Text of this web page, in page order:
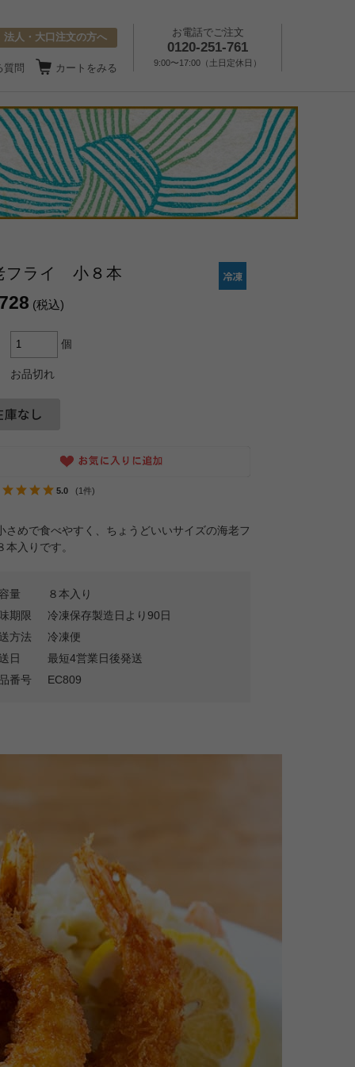
お電話でご注文
0120-251-761
9:00〜17:00（土日定休日）
法人・大口注文の方へ
質問 カートをみる
フライ 小８本
(税込)
個
お品切れ
5.0 (1件)
さめで食べやすく、ちょうどいいサイズの海老フ
本入りです。
量
８本入り
期限
冷凍保存製造日より90日
方法
冷凍便
日
最短4営業日後発送
番号
EC809